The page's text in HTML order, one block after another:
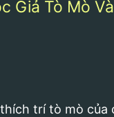
Giả Tò Mò
trí tò mò của